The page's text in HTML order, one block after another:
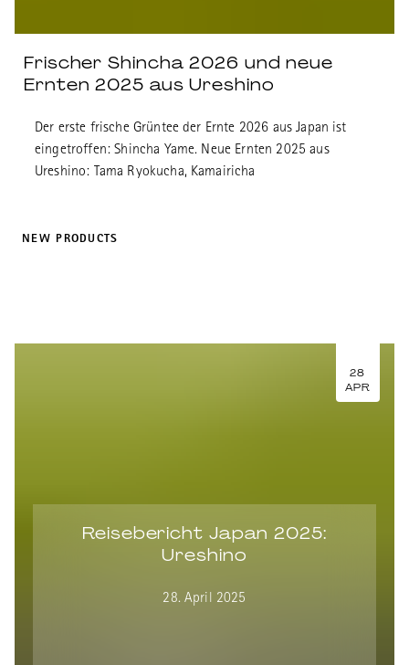
Frischer Shincha 2026 und neue
Ernten 2025 aus Ureshino
Der erste frische Grüntee der Ernte 2026 aus Japan ist
eingetroffen: Shincha Yame. Neue Ernten 2025 aus
Ureshino: Tama Ryokucha, Kamairicha
NEW PRODUCTS
28
APR
Reisebericht Japan 2025:
Ureshino
28. April 2025